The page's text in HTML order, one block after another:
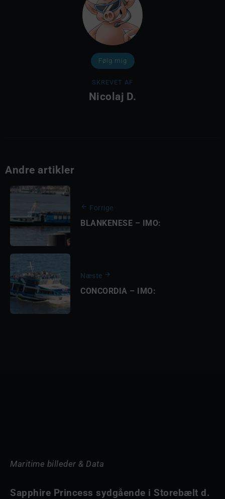
Følg mig
SKREVET AF
Nicolaj D.
Andre artikler
Forrige
BLANKENESE – IMO:
Næste
CONCORDIA – IMO:
Maritime billeder & Data
Sapphire Princess sydgående i Storebælt d.